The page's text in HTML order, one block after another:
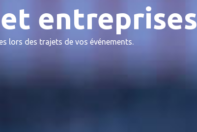
entreprises
lors des trajets de vos événements.